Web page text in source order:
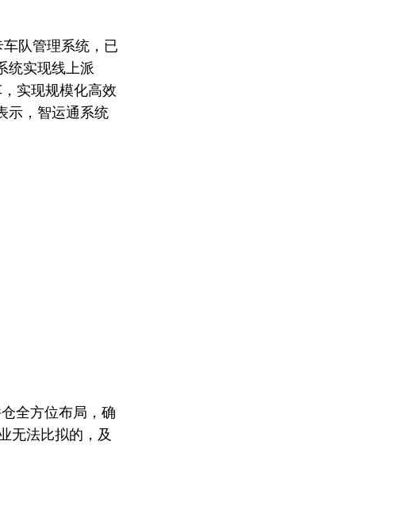
队管理系统，已
统实现线上派
实现规模化高效
示，智运通系统
全方位布局，确
无法比拟的，及